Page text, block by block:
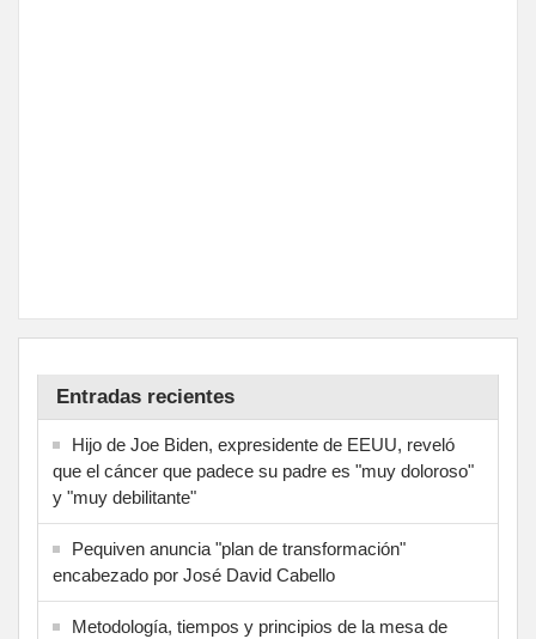
Entradas recientes
Hijo de Joe Biden, expresidente de EEUU, reveló
que el cáncer que padece su padre es "muy doloroso"
y "muy debilitante"
Pequiven anuncia "plan de transformación"
encabezado por José David Cabello
Metodología, tiempos y principios de la mesa de